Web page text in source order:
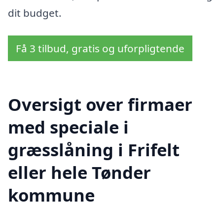
dit budget.
Få 3 tilbud, gratis og uforpligtende
Oversigt over firmaer
med speciale i
græsslåning i Frifelt
eller hele Tønder
kommune